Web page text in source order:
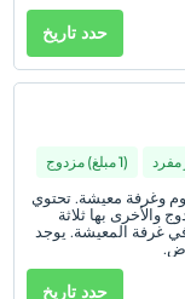
حدد تاريخ
(1 مبلغ) مزدوج
وغرفة معيشة. تحتوي
بها ثلاثة
غرفة المعيشة. يوجد
حدد تاريخ